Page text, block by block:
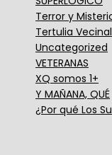
Terror y
Tertulia Vecinal
Uncategorized
VETERANAS
XQ somos 1+
Y MAÑANA, QUÉ
¿Por qué Los